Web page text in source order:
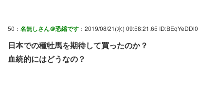
50： 名無しさん＠恐縮です ：2019/08/21(水) 09:58:21.65 ID:BEqYeDDl0
日本での種牡馬を期待して買ったのか？
血統的にはどうなの？